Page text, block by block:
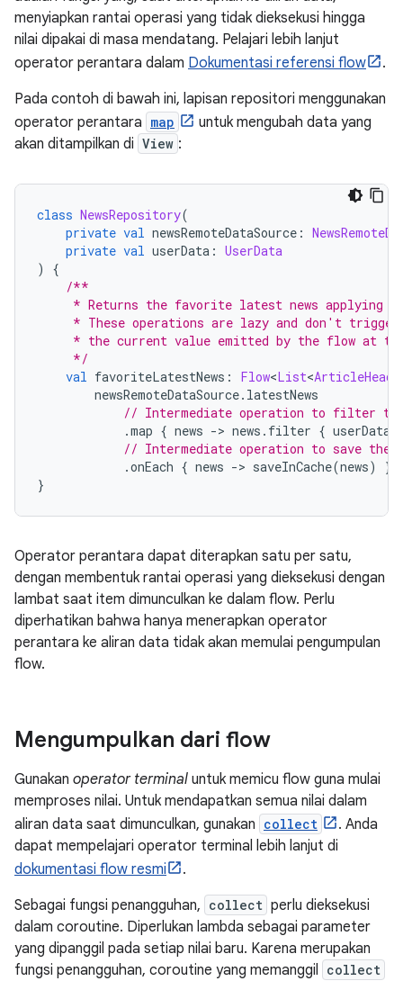
menyiapkan rantai operasi yang tidak dieksekusi hingga
nilai dipakai di masa mendatang. Pelajari lebih lanjut
operator perantara dalam Dokumentasi referensi flow
.
Pada contoh di bawah ini, lapisan repositori menggunakan
operator perantara map
untuk mengubah data yang
akan ditampilkan di View :
class NewsRepository(
private val newsRemoteDataSource :
private val userData : UserData
)
{
/**
* Returns the favorite latest news applying
* These operations are lazy and don't trigger
* the current value emitted by the flow at
*/
val favoriteLatestNews : Flow<List<
newsRemoteDataSource. latestNews
// Intermediate operation to filter
.map { news -> news . filter { userData
// Intermediate operation to save the
.onEach { news -> saveInCache(news)
}
}
Operator perantara dapat diterapkan satu per satu,
dengan membentuk rantai operasi yang dieksekusi dengan
lambat saat item dimunculkan ke dalam flow. Perlu
diperhatikan bahwa hanya menerapkan operator
perantara ke aliran data tidak akan memulai pengumpulan
flow.
Mengumpulkan dari flow
Gunakan operator terminal untuk memicu flow guna mulai
memproses nilai. Untuk mendapatkan semua nilai dalam
aliran data saat dimunculkan, gunakan collect
. Anda
dapat mempelajari operator terminal lebih lanjut di
dokumentasi flow resmi
.
Sebagai fungsi penangguhan, collect perlu dieksekusi
dalam coroutine. Diperlukan lambda sebagai parameter
yang dipanggil pada setiap nilai baru. Karena merupakan
fungsi penangguhan, coroutine yang memanggil
collect